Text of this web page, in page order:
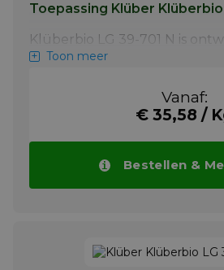
Toepassing Klüber Klüberbio
Klüberbio LG 39-701 N is
smering van open
product kan worden gebruikt
toepassingen die een goede
en/of een hoog
bijvoorbeeld in open
langzaam bewegende
Toon meer
Vanaf:
€ 35,58 /
Bestellen &